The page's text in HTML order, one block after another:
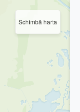
Schimbă harta